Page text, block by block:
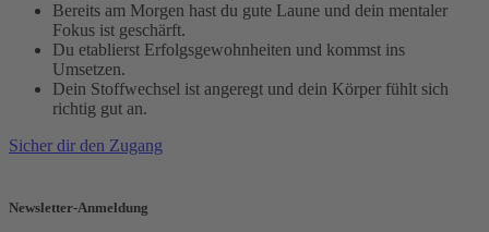
Bereits am Morgen hast du gute Laune und dein mentaler
Fokus ist geschärft.
Du etablierst Erfolgsgewohnheiten und kommst ins
Umsetzen.
Dein Stoffwechsel ist angeregt und dein Körper fühlt sich
richtig gut an.
Sicher dir den Zugang
Newsletter-Anmeldung